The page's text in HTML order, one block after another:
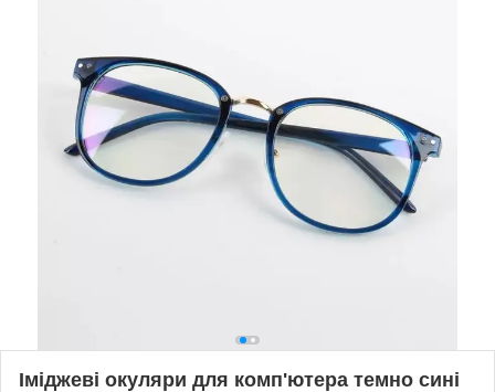
Іміджеві окуляри для комп'ютера темно сині